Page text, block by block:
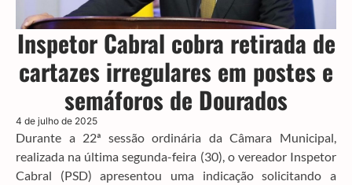
Inspetor Cabral cobra retirada de
cartazes irregulares em postes e
semáforos de Dourados
4 de julho de 2025
Durante a 22ª sessão ordinária da Câmara Municipal,
realizada na última segunda-feira (30), o vereador Inspetor
Cabral (PSD) apresentou uma indicação solicitando a